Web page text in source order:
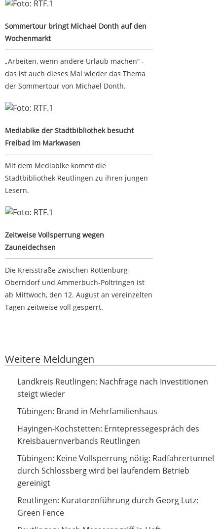
Sommertour bringt Michael Donth auf den Wochenmarkt
Sommertour bringt Michael Donth auf den
Wochenmarkt
„Arbeiten, wenn andere Urlaub machen“ -
das ist auch dieses Mal wieder das Thema
der Sommertour von Michael Donth.
Mediabike der Stadtbibliothek besucht Freibad im
Mediabike der Stadtbibliothek besucht
Freibad im Markwasen
Mit dem Mediabike kommt die
Stadtbibliothek Reutlingen zu ihren jungen
Lesern.
Zeitweise Vollsperrung wegen Zauneidechsen
Zeitweise Vollsperrung wegen
Zauneidechsen
Die Kreisstraße zwischen Rottenburg-
Oberndorf und Ammerbuch-Poltringen ist
ab Mittwoch, den 12. August an vereinzelten
Tagen zeitweise voll gesperrt.
Weitere Meldungen
Nachfrage nach Investitionen steigt wieder
Landkreis Reutlingen: Nachfrage nach Investitionen
steigt wieder
Brand in Mehrfamilienhaus
Tübingen: Brand in Mehrfamilienhaus
Erntepressegespräch des Kreisbauernverbands
Reutlingen
Hayingen-Kochstetten: Erntepressegespräch des
Kreisbauernverbands Reutlingen
Keine Vollsperrung nötig: Radfahrertunnel durch
Schlossberg wird bei laufendem Betrieb gereinigt
Tübingen: Keine Vollsperrung nötig: Radfahrertunnel
durch Schlossberg wird bei laufendem Betrieb
gereinigt
Kuratorenführung durch Georg Lutz: Green Fence
Reutlingen: Kuratorenführung durch Georg Lutz:
Green Fence